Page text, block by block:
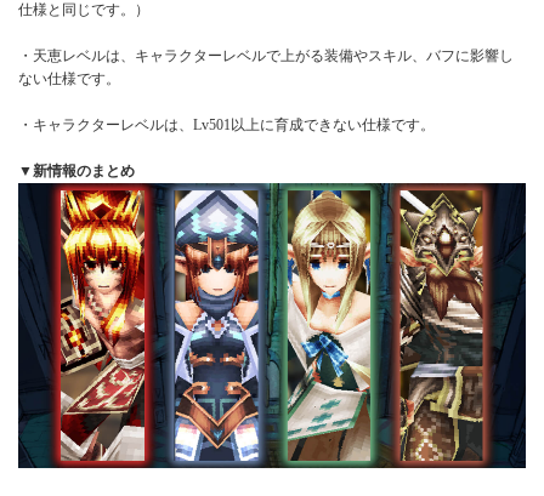
仕様と同じです。）
・天恵レベルは、キャラクターレベルで上がる装備やスキル、バフに影響し
ない仕様です。
・キャラクターレベルは、Lv501以上に育成できない仕様です。
▼新情報のまとめ